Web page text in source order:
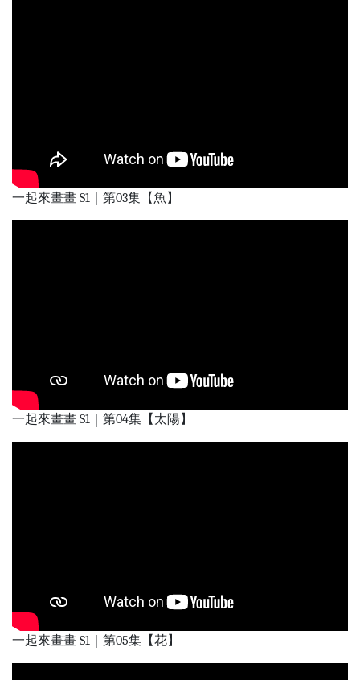
一起來畫畫 S1｜第03集【魚】
一起來畫畫 S1｜第04集【太陽】
一起來畫畫 S1｜第05集【花】